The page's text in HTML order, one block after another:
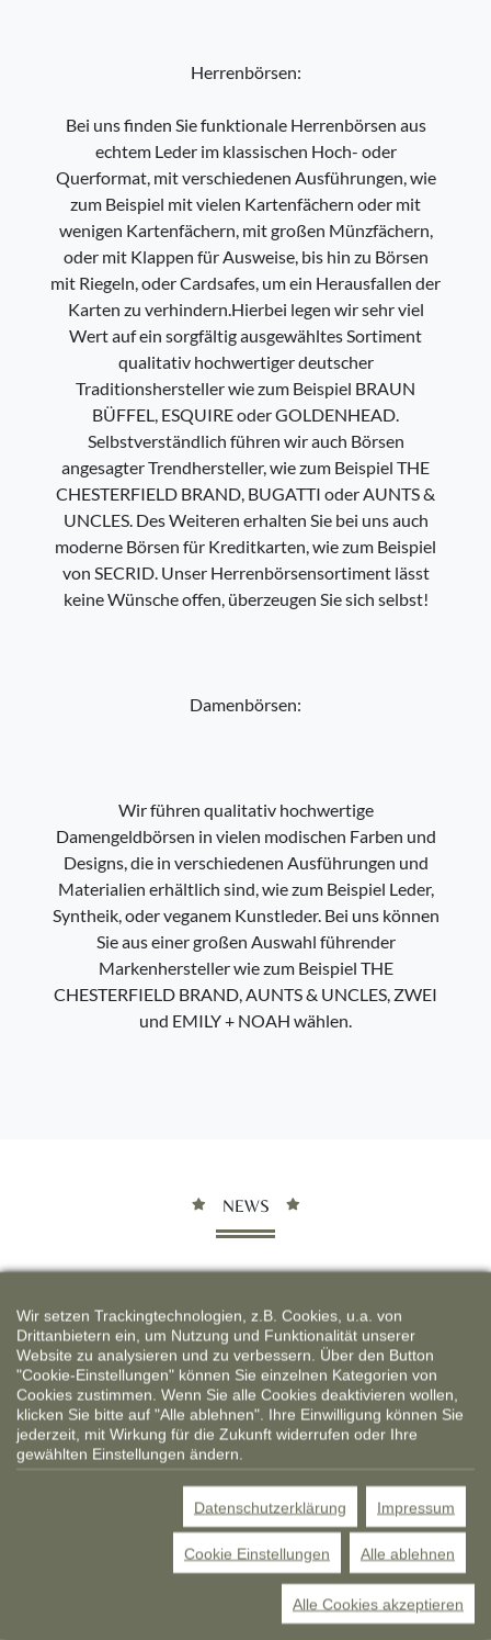
Herrenbörsen:
Bei uns finden Sie funktionale Herrenbörsen aus
echtem Leder im klassischen Hoch- oder
Querformat, mit verschiedenen Ausführungen, wie
zum Beispiel mit vielen Kartenfächern oder mit
wenigen Kartenfächern, mit großen Münzfächern,
oder mit Klappen für Ausweise, bis hin zu Börsen
mit Riegeln, oder Cardsafes, um ein Herausfallen der
Karten zu verhindern.Hierbei legen wir sehr viel
Wert auf ein sorgfältig ausgewähltes Sortiment
qualitativ hochwertiger deutscher
Traditionshersteller wie zum Beispiel BRAUN
BÜFFEL, ESQUIRE oder GOLDENHEAD.
Selbstverständlich führen wir auch Börsen
angesagter Trendhersteller, wie zum Beispiel THE
CHESTERFIELD BRAND, BUGATTI oder AUNTS &
UNCLES. Des Weiteren erhalten Sie bei uns auch
moderne Börsen für Kreditkarten, wie zum Beispiel
von SECRID. Unser Herrenbörsensortiment lässt
keine Wünsche offen, überzeugen Sie sich selbst!
Damenbörsen:
Wir führen qualitativ hochwertige
Damengeldbörsen in vielen modischen Farben und
Designs, die in verschiedenen Ausführungen und
Materialien erhältlich sind, wie zum Beispiel Leder,
Syntheik, oder veganem Kunstleder. Bei uns können
Sie aus einer großen Auswahl führender
Markenhersteller wie zum Beispiel THE
CHESTERFIELD BRAND, AUNTS & UNCLES, ZWEI
und EMILY + NOAH wählen.
NEWS
PASTELLTÖNE | SORBETFARBEN | PISTAZIE |
VANILLE | ROSÉ | HIMMELBLAU |
LEICHTIGKEIT | SOMMERLOOK
ICE CREAM PASTELS
Zarte Softeisfarben bringen Frische und
Leichtigkeit in die Taschenmode. Sanfte
Wir setzen Trackingtechnologien, z.B. Cookies, u.a. von
Drittanbietern ein, um Nutzung und Funktionalität unserer
Website zu analysieren und zu verbessern. Über den Button
"Cookie-Einstellungen" können Sie einzelnen Kategorien von
Cookies zustimmen. Wenn Sie alle Cookies deaktivieren wollen,
klicken Sie bitte auf "Alle ablehnen". Ihre Einwilligung können Sie
jederzeit, mit Wirkung für die Zukunft widerrufen oder Ihre
gewählten Einstellungen ändern.
Datenschutzerklärung Impressum
Cookie Einstellungen Alle ablehnen
Alle Cookies akzeptieren